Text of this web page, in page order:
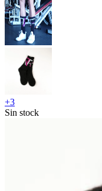
+3
Sin stock